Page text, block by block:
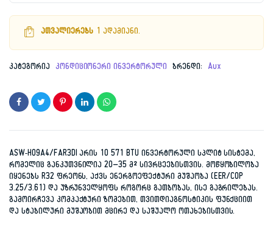
ათვალიერებს 1 ადამიანი.
კატეგორია კონდიციონერი ინვერტორული ბრენდი: Aux
ASW-H09A4/FAR3DI არის 10 571 BTU ინვერტორული სპლიტ სისტემა,
რომელიც განკუთვნილია 20–35 მ² სივრცეებისთვის. მოწყობილობა
იყენებს R32 ფრეონს, აქვს ენერგოეფექტური მუშაობა (EER/COP
3.25/3.61) და უზრუნველყოფს როგორც გათბობას, ისე გაგრილებას.
გამოირჩევა კომპაქტური ზომებით, თვითდიაგნოსტიკის ფუნქციით
და სტაბილური მუშაობით მცირე და საშუალო ოთახებისთვის.